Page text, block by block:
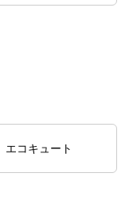
エコキュート